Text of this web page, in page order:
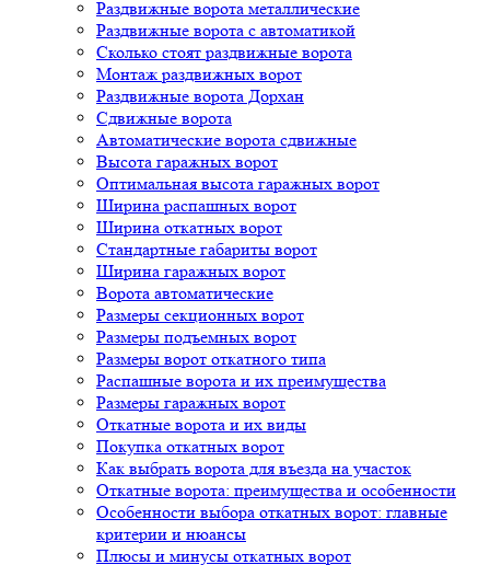
Раздвижные ворота металлические
Раздвижные ворота с автоматикой
Сколько стоят раздвижные ворота
Монтаж раздвижных ворот
Раздвижные ворота Дорхан
Сдвижные ворота
Автоматические ворота сдвижные
Высота гаражных ворот
Оптимальная высота гаражных ворот
Ширина распашных ворот
Ширина откатных ворот
Стандартные габариты ворот
Ширина гаражных ворот
Ворота автоматические
Размеры секционных ворот
Размеры подъемных ворот
Размеры ворот откатного типа
Распашные ворота и их преимущества
Размеры гаражных ворот
Откатные ворота и их виды
Покупка откатных ворот
Как выбрать ворота для въезда на участок
Откатные ворота: преимущества и особенности
Особенности выбора откатных ворот: главные
критерии и нюансы
Плюсы и минусы откатных ворот